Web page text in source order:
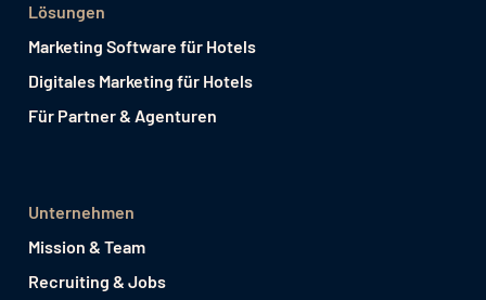
Lösungen
Marketing Software für Hotels
Digitales Marketing für Hotels
Für Partner & Agenturen
Unternehmen
Mission & Team
Recruiting & Jobs